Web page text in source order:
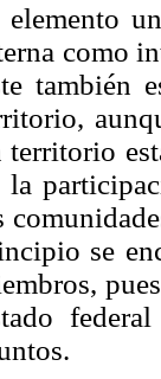
como
también
territorio
la
se